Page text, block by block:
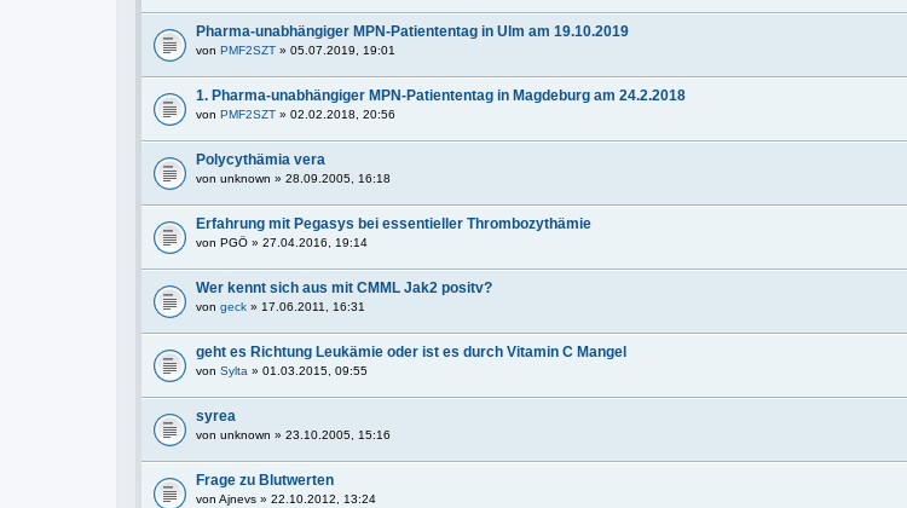
Pharma-unabhängiger MPN-Patiententag in Ulm am 19.10.2019
von PMF2SZT » 05.07.2019, 19:01
1. Pharma-unabhängiger MPN-Patiententag in Magdeburg am 24.2.2018
von PMF2SZT » 02.02.2018, 20:56
Polycythämia vera
von unknown » 28.09.2005, 16:18
Erfahrung mit Pegasys bei essentieller Thrombozythämie
von PGÖ » 27.04.2016, 19:14
Wer kennt sich aus mit CMML Jak2 positv?
von geck » 17.06.2011, 16:31
geht es Richtung Leukämie oder ist es durch Vitamin C Mangel
von Sylta » 01.03.2015, 09:55
syrea
von unknown » 23.10.2005, 15:16
Frage zu Blutwerten
von Ajnevs » 22.10.2012, 13:24